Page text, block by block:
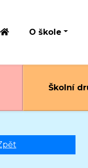
O škole
Školní